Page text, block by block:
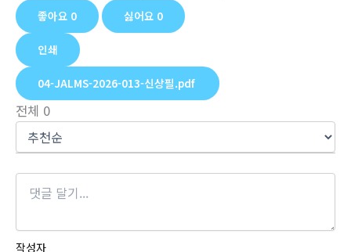
좋아요 0 싫어요 0
인쇄
04-JALMS-2026-013-신상필.pdf
전체 0
작성자